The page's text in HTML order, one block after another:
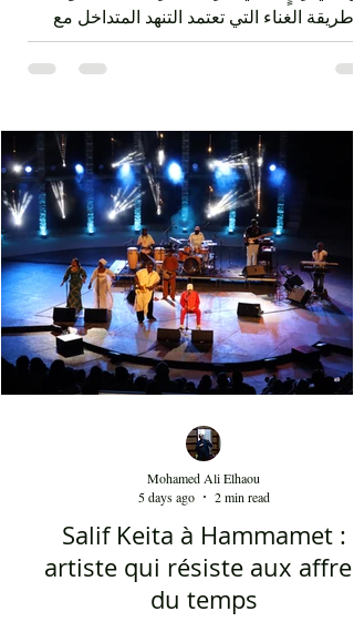
طريقة الغناء التي تعتمد التنهد المتداخل مع
ضربات الدف. الفن الصوفي الذي قدمه سامي
يوسف ليس متقوقعاً على الهوية الشرقية بل
نذكر على سبيل المثال مغنياً من إسبانيا 'إسرا
وعازفاً من الصين وعازفي قيثار من فرنسا.
من خلال النغمات التي تأخذ بعداً وتوزيعاً
في بعض ردهات العرض وقد أبدع في هذه
النغما
Salif Keita à Hammamet :
artiste qui résiste aux affres
du temps
Mohamed Ali Elhaou
5 days ago
2 min read